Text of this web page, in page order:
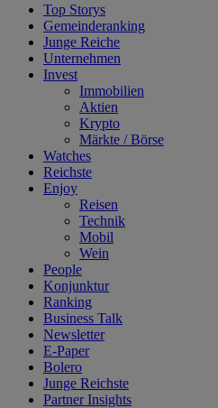
Top Storys
Gemeinderanking
Junge Reiche
Unternehmen
Invest
Immobilien
Aktien
Krypto
Märkte / Börse
Watches
Reichste
Enjoy
Reisen
Technik
Mobil
Wein
People
Konjunktur
Ranking
Business Talk
Newsletter
E-Paper
Bolero
Junge Reichste
Partner Insights